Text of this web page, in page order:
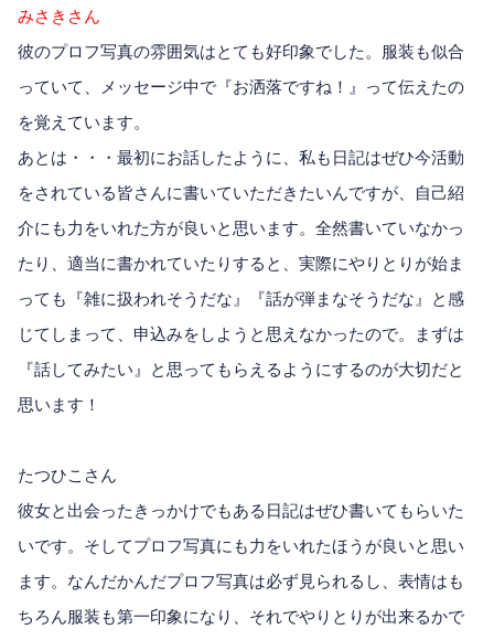
みさきさん
彼のプロフ写真の雰囲気はとても好印象でした。服装も似合
っていて、メッセージ中で『お洒落ですね！』って伝えたの
を覚えています。
あとは・・・最初にお話したように、私も日記はぜひ今活動
をされている皆さんに書いていただきたいんですが、自己紹
介にも力をいれた方が良いと思います。全然書いていなかっ
たり、適当に書かれていたりすると、実際にやりとりが始ま
っても『雑に扱われそうだな』『話が弾まなそうだな』と感
じてしまって、申込みをしようと思えなかったので。まずは
『話してみたい』と思ってもらえるようにするのが大切だと
思います！
たつひこさん
彼女と出会ったきっかけでもある日記はぜひ書いてもらいた
いです。そしてプロフ写真にも力をいれたほうが良いと思い
ます。なんだかんだプロフ写真は必ず見られるし、表情はも
ちろん服装も第一印象になり、それでやりとりが出来るかで